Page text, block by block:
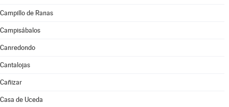
Campillo de Ranas
Campisábalos
Canredondo
Cantalojas
Cañizar
Casa de Uceda